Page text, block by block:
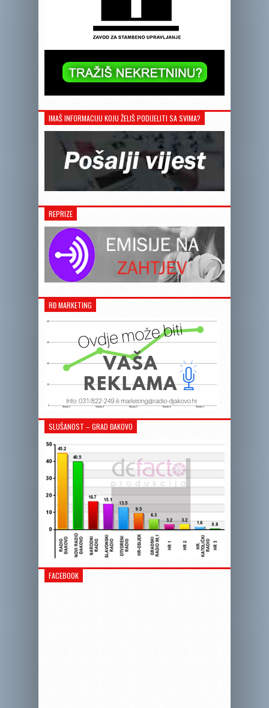
IMAŠ INFORMACIJU KOJU ŽELIŠ PODIJELITI SA SVIMA?
REPRIZE
RĐ MARKETING
SLUŠANOST – GRAD ĐAKOVO
FACEBOOK